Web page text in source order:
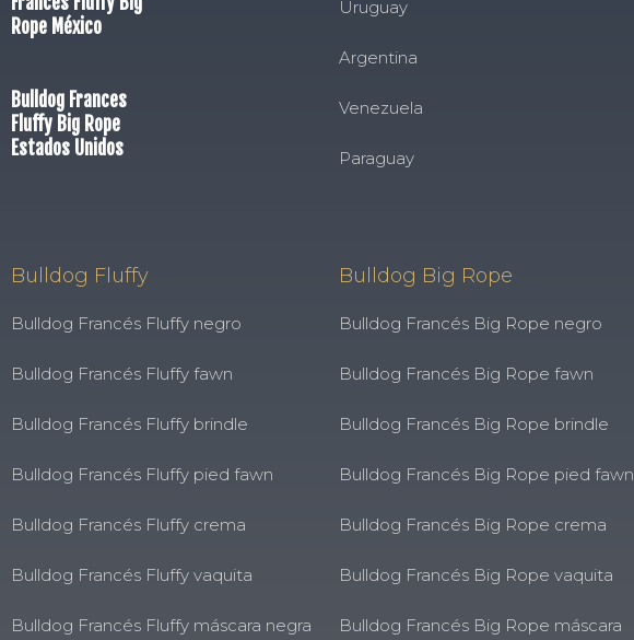
Rope México
Bulldog Frances
Fluffy Big Rope
Estados Unidos
Uruguay
Argentina
Venezuela
Paraguay
Bulldog Fluffy
Bulldog Francés Fluffy negro
Bulldog Francés Fluffy fawn
Bulldog Francés Fluffy brindle
Bulldog Francés Fluffy pied fawn
Bulldog Francés Fluffy crema
Bulldog Francés Fluffy vaquita
Bulldog Francés Fluffy máscara negra
Bulldog Big Rope
Bulldog Francés Big Rope negro
Bulldog Francés Big Rope fawn
Bulldog Francés Big Rope brindle
Bulldog Francés Big Rope pied fawn
Bulldog Francés Big Rope crema
Bulldog Francés Big Rope vaquita
Bulldog Francés Big Rope máscara